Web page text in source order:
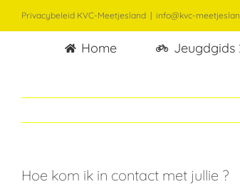
naar
Privacybeleid KVC-Meetjesland | info@kvc-
Home Jeugdgids
Hoe kom ik in contact met jullie ?